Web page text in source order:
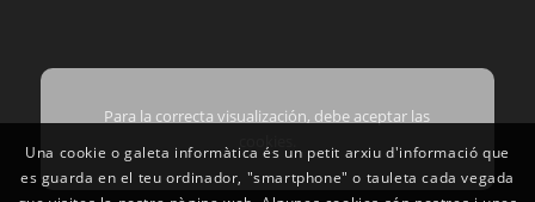
Para la correcta visualización, debe aceptar las
Una cookie o galeta informàtica és un petit arxiu d'informació que
es guarda en el teu ordinador, "smartphone" o tauleta cada vegada